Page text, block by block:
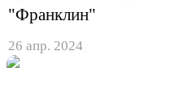
"Франклин"
26 апр. 2024